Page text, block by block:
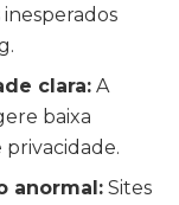
clara: A
baixa
anormal: Sites